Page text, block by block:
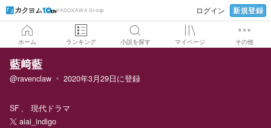
KADOKAWA Group ログイン 新規登録
ホーム ランキング 小説を探す マイページ その他
藍﨑藍
@ravenclaw 2020年3月29日に登録
SF
現代ドラマ
aiai_indigo